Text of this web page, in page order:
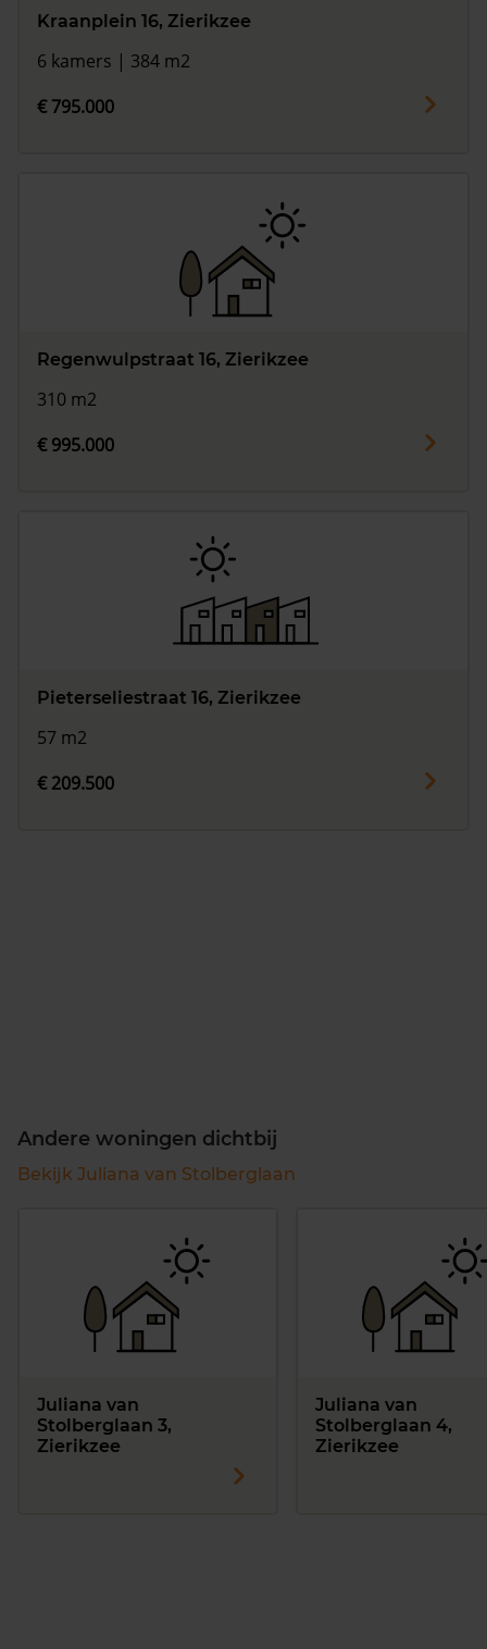
Kraanplein 16, Zierikzee
6 kamers | 384 m2
€ 795.000
Regenwulpstraat 16, Zierikzee
310 m2
€ 995.000
Pieterseliestraat 16, Zierikzee
57 m2
€ 209.500
Andere woningen dichtbij
Bekijk Juliana van Stolberglaan
Juliana van
Stolberglaan 3,
Zierikzee
Juliana van
Stolberglaan 4,
Zierikzee